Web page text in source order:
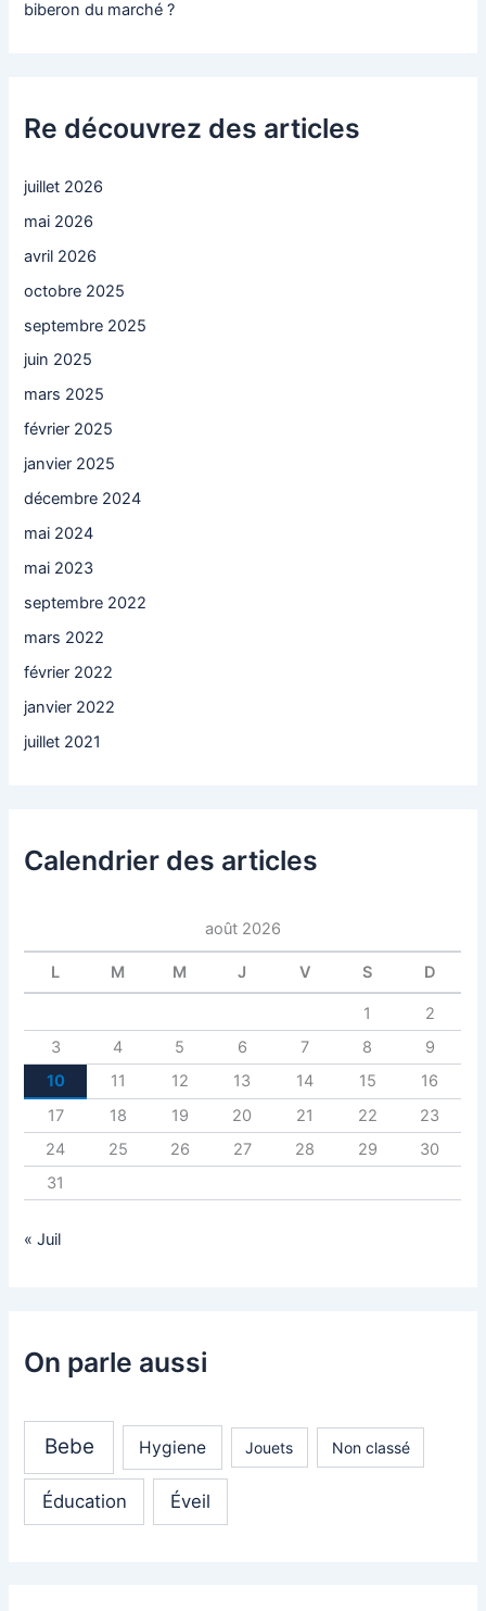
biberon du marché ?
Re découvrez des articles
juillet 2026
mai 2026
avril 2026
octobre 2025
septembre 2025
juin 2025
mars 2025
février 2025
janvier 2025
décembre 2024
mai 2024
mai 2023
septembre 2022
mars 2022
février 2022
janvier 2022
juillet 2021
Calendrier des articles
août 2026
L M M J V S D
1
2
3
4 5 6 7 8
9
10
11 12 13 14 15
16
17
18 19 20 21 22
23
24
25 26 27 28 29
30
31
« Juil
On parle aussi
Bebe Hygiene Jouets Non classé
Éducation Éveil